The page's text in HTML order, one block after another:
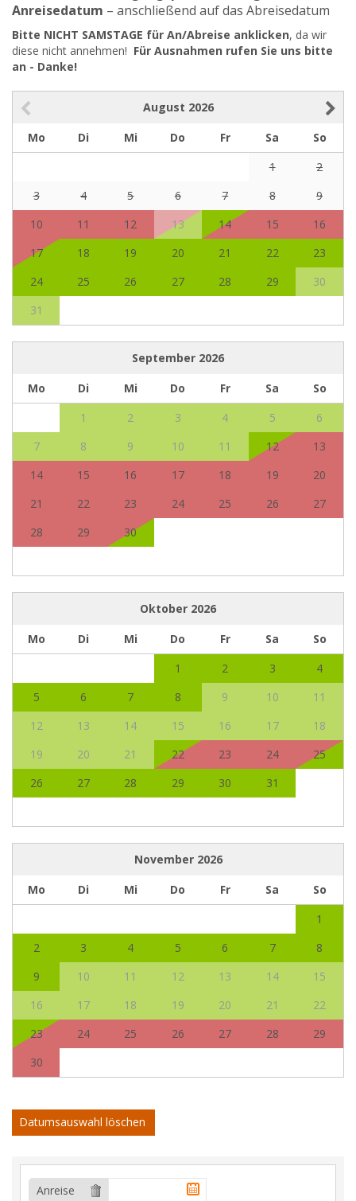
Anreisedatum – anschließend auf das Abreisedatum
Bitte NICHT SAMSTAGE für An/Abreise anklicken, da wir
diese nicht annehmen! Für Ausnahmen rufen Sie uns bitte
an - Danke!
August 2026
Mo
Di Mi Do Fr Sa
So
1
2
3
4 5 6 7 8
9
10
11 12 13 14 15
16
17
18 19 20 21 22
23
24
25 26 27 28 29
30
31
September 2026
Mo
Di Mi Do Fr Sa
So
1
2 3 4 5
6
7
8 9 10 11 12
13
14
15 16 17 18 19
20
21
22 23 24 25 26
27
28
29 30
Oktober 2026
Mo
Di Mi Do Fr Sa
So
1
2 3
4
5
6 7 8 9 10
11
12
13 14 15 16 17
18
19
20 21 22 23 24
25
26
27 28 29 30 31
November 2026
Mo
Di Mi Do Fr Sa
So
1
2
3 4 5 6 7
8
9
10 11 12 13 14
15
16
17 18 19 20 21
22
23
24 25 26 27 28
29
30
Datumsauswahl löschen
Anreise